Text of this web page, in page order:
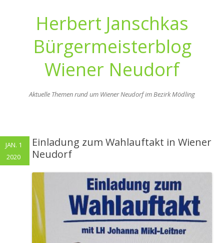
Herbert Janschkas
Bürgermeisterblog
Wiener Neudorf
Aktuelle Themen rund um Wiener Neudorf im Bezirk Mödling
Einladung zum Wahlauftakt in Wiener
Neudorf
JAN. 1
2020